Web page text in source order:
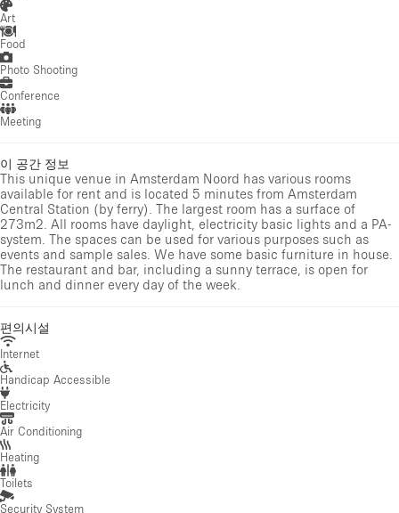
Art
Food
Photo Shooting
Conference
Meeting
이 공간 정보
This unique venue in Amsterdam Noord has various rooms
available for rent and is located 5 minutes from Amsterdam
Central Station (by ferry). The largest room has a surface of
273m2. All rooms have daylight, electricity basic lights and a PA-
system. The spaces can be used for various purposes such as
events and sample sales. We have some basic furniture in house.
The restaurant and bar, including a sunny terrace, is open for
lunch and dinner every day of the week.
편의시설
Internet
Handicap Accessible
Electricity
Air Conditioning
Heating
Toilets
Security System